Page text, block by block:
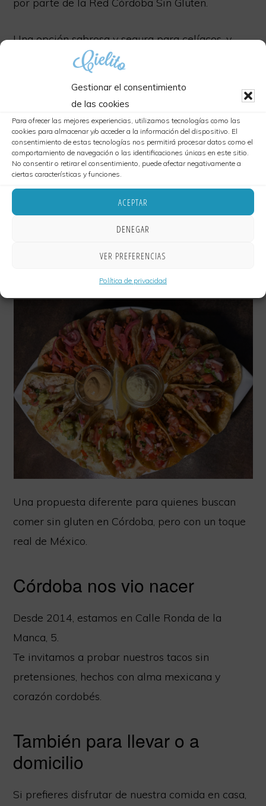
Gestionar el consentimiento
de las cookies
Para ofrecer las mejores experiencias, utilizamos tecnologías como las
cookies para almacenar y/o acceder a la información del dispositivo. El
consentimiento de estas tecnologías nos permitirá procesar datos como el
comportamiento de navegación o las identificaciones únicas en este sitio.
No consentir o retirar el consentimiento, puede afectar negativamente a
ciertas características y funciones.
ACEPTAR
DENEGAR
VER PREFERENCIAS
Política de privacidad
Una opción sabrosa y segura para celíacos, y
también para quienes buscan cuidar su
Variedad con alma mexicana
En nuestra carta puedes elegir entre distintas
recetas tradicionales, todas caseras y preparadas
con ingredientes frescos y locales:
• Tacos al pastor
• Tacos de champiñón (opción vegana)
Una propuesta diferente para quienes buscan
comer sin gluten en Córdoba, pero con un toque
real de México.
Córdoba nos vio nacer
Desde 2014, estamos en Calle Ronda de la
Manca, 5.
Te invitamos a probar nuestros tacos sin
pretensiones, hechos con alma mexicana y
corazón cordobés.
También para llevar o a
domicilio
Si prefieres disfrutar de nuestra comida en casa,